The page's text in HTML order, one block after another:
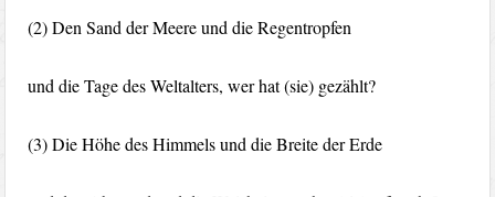
(2) Den Sand der Meere und die Regentropfen
und die Tage des Weltalters, wer hat (sie) gezählt?
(3) Die Höhe des Himmels und die Breite der Erde